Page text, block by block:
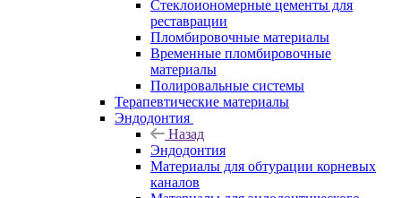
Стеклоиономерные цементы для
реставрации
Пломбировочные материалы
Временные пломбировочные
материалы
Полировальные системы
Терапевтические материалы
Эндодонтия
Назад
Эндодонтия
Материалы для обтурации корневых
каналов